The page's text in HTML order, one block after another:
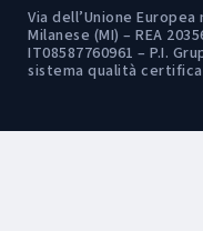
Via dell’Unione Europea
Milanese (MI) – REA
IT08587760961 – P.I.
sistema qualità